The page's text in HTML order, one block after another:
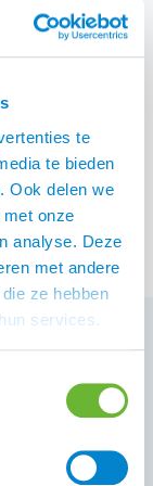
te
te bieden
Ook delen we
onze
analyse. Deze
met andere
ze hebben
services.
Op
vragen.
ons gerust.